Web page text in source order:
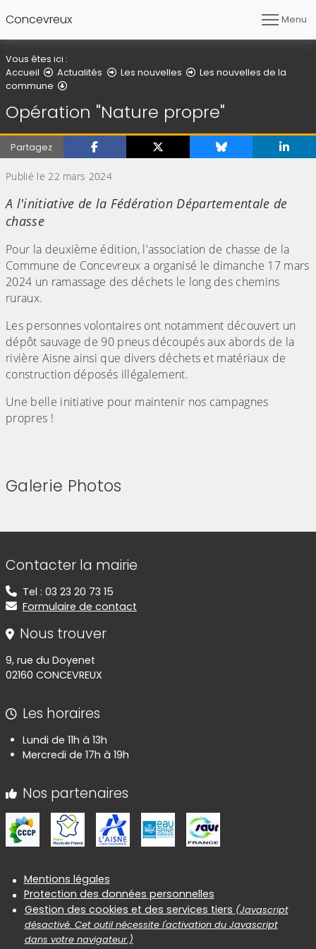
Concevreux Menu
Vous êtes ici :
Accueil
Actualités Les nouvelles
Les nouvelles de la
commune
Opération "Nature propre"
Partagez
Publié le 22 mars 2024
A l'initiative de la Fédération Départementale de
chasse
Pour la deuxième édition, l'association de chasse de la
Commune de Concevreux a organisé le dimanche 17 mars
2024 un ramassage des déchets le long des chemins
ruraux.
Les personnes volontaires ont notamment découvert un
dépôt sauvage de 90 pneus découpés aux abords de la
rivière Aisne ainsi que divers déchets et matériaux de
construction déposés illégalement.
Une belle initiative pour maintenir nos campagnes
propres !
Galerie Photos
Informations de contact
Contacter la mairie
Tel : 03 23 20 73 15
Formulaire de contact
Nous trouver
9, rue du Doyenet
02160 CONCEVREUX
Les horaires
Lundi de 11h à 13h
Mercredi de 17h à 19h
Nos partenaires
Informations réglementaires
Mentions légales
Protection des données personnelles
Gestion des cookies et des services tiers (Javascript
désactivé. Cet outil nécessite l'activation du Javascript
dans votre navigateur.)